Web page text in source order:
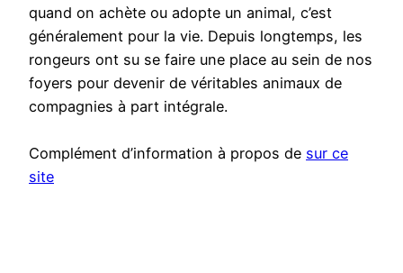
quand on achète ou adopte un animal, c’est
généralement pour la vie. Depuis longtemps, les
rongeurs ont su se faire une place au sein de nos
foyers pour devenir de véritables animaux de
compagnies à part intégrale.
Complément d’information à propos de sur ce
site